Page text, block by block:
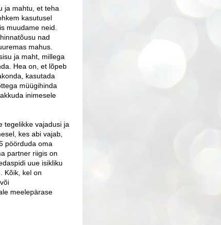
ja mahtu, et teha
kasutusel
muudame neid.
nad
mahus.
ja maht, millega
Hea on, et lõpeb
kasutada
müügihinda
inimesele
tegelikke vajadusi ja
kes abi vajab,
pöörduda oma
partner riigis on
uue isikliku
Kõik, kel on
meelepärase